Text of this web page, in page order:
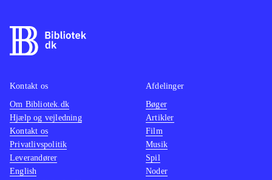
væld og oplevelser og erfaringer, som
kun findes her". Kirsten Reinholds
stemningen i denne lille historie.
Inge Adriansen skriver i et efterord
om kaffebordenes betydning.
Peter Seeberg har skrevet et essay om
sin barndoms kaffeborde
.
Det er dejligt, at historien nu
Kontakt os
Om Bibliotek.dk
Hjælp og vejledning
Kontakt os
Privatlivspolitik
Leverandører
English
Afdelinger
Bøger
Artikler
Film
Musik
Spil
Noder